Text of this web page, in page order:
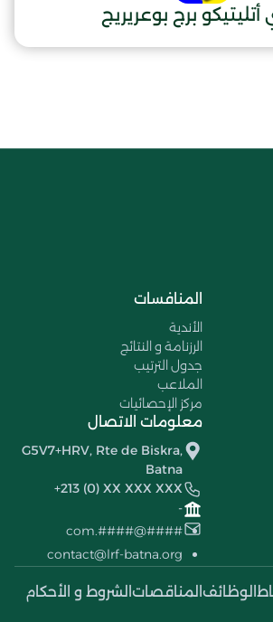
أتليتيكو برج بوعريريج
المنافسات
الأندية
الرزنامة و النتائج
جدول الترتيب
الملاعب
مركز الإحصائيات
معلومات الاتصال
G5V7+HRV, Rte de Biskra,
Batna
+213 (0) XX XXX XXX
-
####@####.com
contact@lrf-batna.org
الوظائف المناقصات الشروط و الأحكام